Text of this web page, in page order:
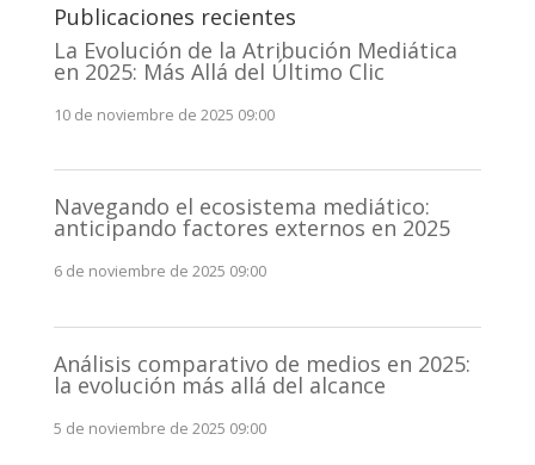
i
v
e
Publicaciones recientes
La Evolución de la Atribución Mediática
en 2025: Más Allá del Último Clic
10 de noviembre de 2025 09:00
Navegando el ecosistema mediático:
anticipando factores externos en 2025
6 de noviembre de 2025 09:00
Análisis comparativo de medios en 2025:
la evolución más allá del alcance
5 de noviembre de 2025 09:00